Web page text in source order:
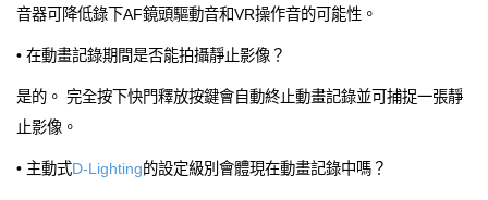
音器可降低錄下AF鏡頭驅動音和VR操作音的可能性。
• 在動畫記錄期間是否能拍攝靜止影像？
是的。 完全按下快門釋放按鍵會自動終止動畫記錄並可捕捉一張靜
止影像。
• 主動式D-Lighting的設定級別會體現在動畫記錄中嗎？